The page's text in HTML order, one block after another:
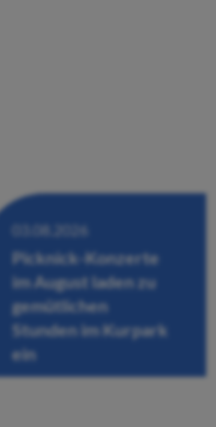
03.08.2026
Picknick-Konzerte
im August laden zu
gemütlichen
Stunden im Kurpark
ein